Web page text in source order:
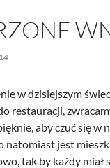
w dzisiejszym
restauracji,
aby czuć się w
natomiast jest
tak by każdy miał